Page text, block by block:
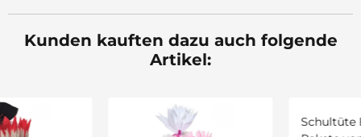
Kunden kauften dazu auch folgende
Artikel: